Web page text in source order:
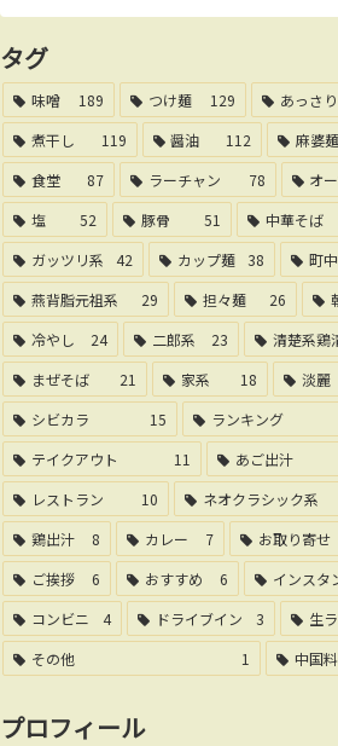
タグ
味噌 189 つけ麺 129 あっさ
煮干し
119 醤油 112 麻婆麺
食堂
87 ラーチャン 78 オ
塩
52 豚骨 51 中華そば
ガッツリ系
42 カップ麺 38 町
燕背脂元祖系
29 担々麺 26
冷やし
24 二郎系 23 清楚系鶏
まぜそば
21 家系 18 淡麗
シビカラ
15 ランキング
テイクアウト
11 あご出汁
レストラン
10 ネオクラシック系
鶏出汁
8 カレー 7 お取り寄せ
ご挨拶
6 おすすめ 6 インスタ
コンビニ
4 ドライブイン 3 生
その他
1 中国
プロフィール